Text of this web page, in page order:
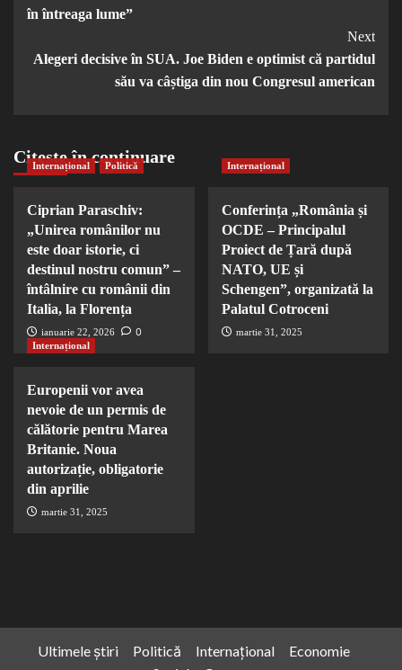
în întreaga lume”
Next
Alegeri decisive în SUA. Joe Biden e optimist că partidul
său va câștiga din nou Congresul american
Citește în continuare
Internațional Politică
Ciprian Paraschiv:
„Unirea românilor nu
este doar istorie, ci
destinul nostru comun” –
întâlnire cu românii din
Italia, la Florența
ianuarie 22, 2026 0
Internațional
Conferința „România și
OCDE – Principalul
Proiect de Țară după
NATO, UE și
Schengen”, organizată la
Palatul Cotroceni
martie 31, 2025
Internațional
Europenii vor avea
nevoie de un permis de
călătorie pentru Marea
Britanie. Noua
autorizație, obligatorie
din aprilie
martie 31, 2025
Ultimele știri Politică Internațional
Economie